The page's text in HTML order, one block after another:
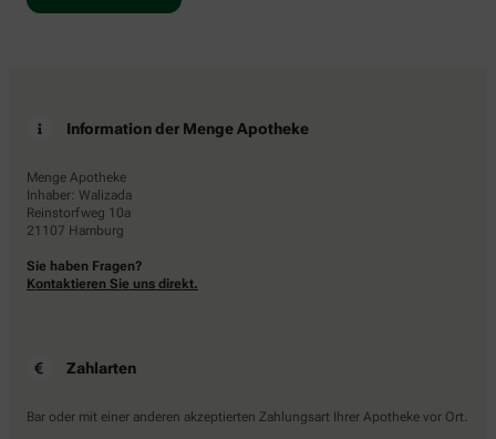
Information der Menge Apotheke
Menge Apotheke
Inhaber: Walizada
Reinstorfweg 10a
21107 Hamburg
Sie haben Fragen?
Kontaktieren Sie uns direkt.
Zahlarten
Bar oder mit einer anderen akzeptierten Zahlungsart Ihrer Apotheke vor Ort.